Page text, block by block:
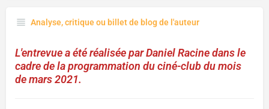
Analyse, critique ou billet de blog de l'auteur
L'entrevue a été réalisée par Daniel Racine dans le
cadre de la programmation du ciné-club du mois
de mars 2021.